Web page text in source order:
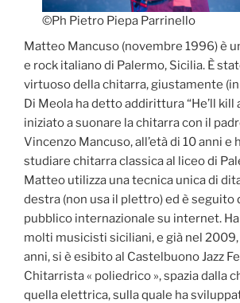
©Ph Pietro Piepa Parrinello
Matteo Mancuso (novembre 1996) è
e rock italiano di Palermo, Sicilia. È
virtuoso della chitarra, giustamente
Di Meola ha detto addirittura “He’ll kill
iniziato a suonare la chitarra con il
Vincenzo Mancuso, all’età di 10 anni e
studiare chitarra classica al liceo di
Matteo utilizza una tecnica unica di
destra (non usa il plettro) ed è seguito
pubblico internazionale su internet.
molti musicisti siciliani, e già nel 2009,
anni, si è esibito al Castelbuono Jazz
Chitarrista « poliedrico », spazia dalla
quella elettrica, sulla quale ha